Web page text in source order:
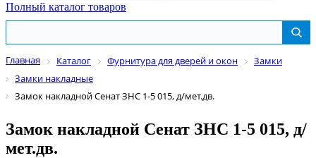
Полный каталог товаров
Главная Каталог Фурнитура для дверей и окон
Замки
Замки накладные
Замок накладной Сенат ЗНС 1-5 015, д/мет.дв.
Замок накладной Сенат ЗНС 1-5 015, д/
мет.дв.